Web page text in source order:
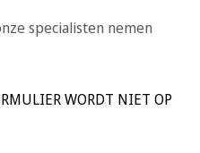
specialisten nemen
WORDT NIET OP